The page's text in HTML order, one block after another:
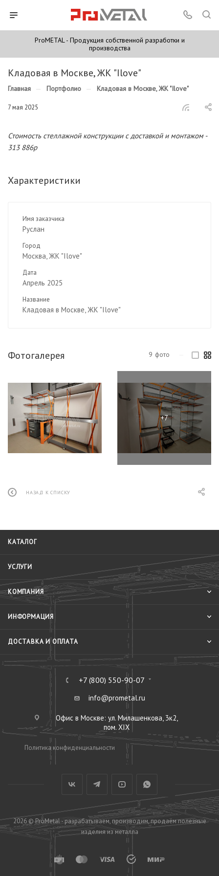
ProMETAL - Продукция собственной разработки и
производства
Кладовая в Москве, ЖК "Ilove"
Главная — Портфолио — Кладовая в Москве, ЖК "Ilove"
7 мая 2025
Стоимость стеллажной конструкции с доставкой и монтажом -
313 886р
Характеристики
Имя заказчика
Руслан
Город
Москва, ЖК "Ilove"
Дата
Апрель 2025
Название
Кладовая в Москве, ЖК "Ilove"
Фотогалерея 9 фото
НАЗАД К СПИСКУ
КАТАЛОГ
УСЛУГИ
КОМПАНИЯ
ИНФОРМАЦИЯ
ДОСТАВКА И ОПЛАТА
+7 (800) 550-90-07
info@prometal.ru
Офис в Москве: ул. Милашенкова, 3к2,
пом. XIX
Политика конфиденциальности
2026 © ProMetal - разрабатываем, производим, продаём полезные
изделия из металла